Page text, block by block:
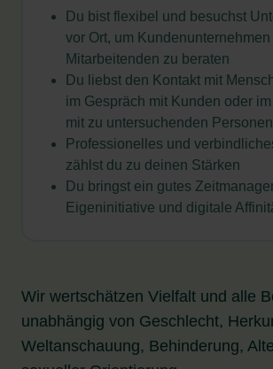
Du bist flexibel und besuchst
vor Ort, um
Mitarbeitenden zu beraten
Du liebst den Kontakt mit
im Gespräch mit Kunden oder
mit zu untersuchenden Personen
Professionelles und
zählst du zu deinen Stärken
Du bringst ein gutes
Eigeninitiative und digitale
Wir wertschätzen Vielfalt und alle
unabhängig von Geschlecht,
Weltanschauung, Behinderung,